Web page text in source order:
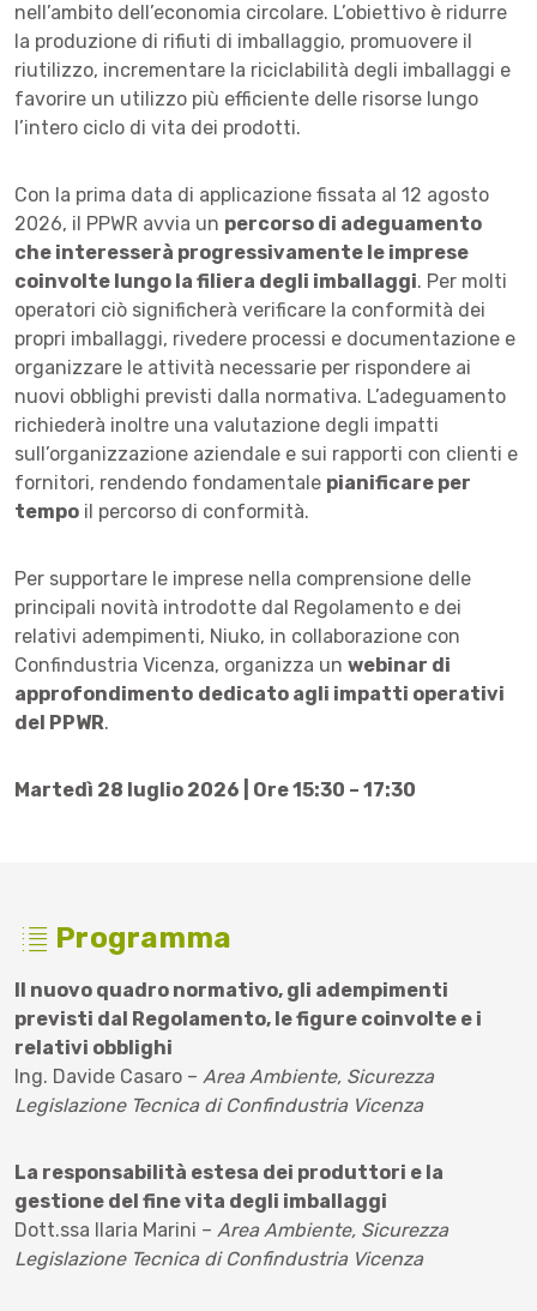
nell’ambito dell’economia circolare. L’obiettivo è ridurre
la produzione di rifiuti di imballaggio, promuovere il
riutilizzo, incrementare la riciclabilità degli imballaggi e
favorire un utilizzo più efficiente delle risorse lungo
l’intero ciclo di vita dei prodotti.
Con la prima data di applicazione fissata al 12 agosto
2026, il PPWR avvia un percorso di adeguamento
che interesserà progressivamente le imprese
coinvolte lungo la filiera degli imballaggi. Per molti
operatori ciò significherà verificare la conformità dei
propri imballaggi, rivedere processi e documentazione e
organizzare le attività necessarie per rispondere ai
nuovi obblighi previsti dalla normativa. L’adeguamento
richiederà inoltre una valutazione degli impatti
sull’organizzazione aziendale e sui rapporti con clienti e
fornitori, rendendo fondamentale pianificare per
tempo il percorso di conformità.
Per supportare le imprese nella comprensione delle
principali novità introdotte dal Regolamento e dei
relativi adempimenti, Niuko, in collaborazione con
Confindustria Vicenza, organizza un webinar di
approfondimento dedicato agli impatti operativi
del PPWR.
Martedì 28 luglio 2026 | Ore 15:30 – 17:30
Programma
Il nuovo quadro normativo, gli adempimenti
previsti dal Regolamento, le figure coinvolte e i
relativi obblighi
Ing. Davide Casaro – Area Ambiente, Sicurezza
Legislazione Tecnica di Confindustria Vicenza
La responsabilità estesa dei produttori e la
gestione del fine vita degli imballaggi
Dott.ssa Ilaria Marini – Area Ambiente, Sicurezza
Legislazione Tecnica di Confindustria Vicenza